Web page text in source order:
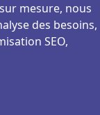
mesure, nous
des besoins,
SEO,